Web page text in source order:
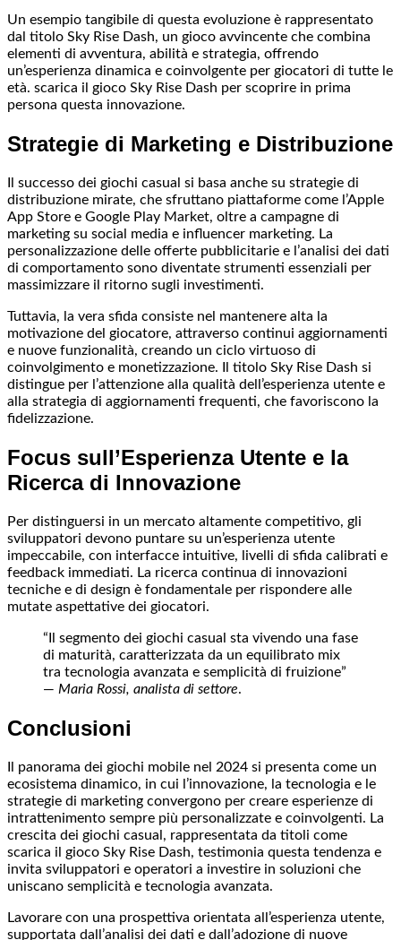
Un esempio tangibile di questa evoluzione è rappresentato
dal titolo Sky Rise Dash, un gioco avvincente che combina
elementi di avventura, abilità e strategia, offrendo
un’esperienza dinamica e coinvolgente per giocatori di tutte le
età. scarica il gioco Sky Rise Dash per scoprire in prima
persona questa innovazione.
Strategie di Marketing e Distribuzione
Il successo dei giochi casual si basa anche su strategie di
distribuzione mirate, che sfruttano piattaforme come l’Apple
App Store e Google Play Market, oltre a campagne di
marketing su social media e influencer marketing. La
personalizzazione delle offerte pubblicitarie e l’analisi dei dati
di comportamento sono diventate strumenti essenziali per
massimizzare il ritorno sugli investimenti.
Tuttavia, la vera sfida consiste nel mantenere alta la
motivazione del giocatore, attraverso continui aggiornamenti
e nuove funzionalità, creando un ciclo virtuoso di
coinvolgimento e monetizzazione. Il titolo Sky Rise Dash si
distingue per l’attenzione alla qualità dell’esperienza utente e
alla strategia di aggiornamenti frequenti, che favoriscono la
fidelizzazione.
Focus sull’Esperienza Utente e la
Ricerca di Innovazione
Per distinguersi in un mercato altamente competitivo, gli
sviluppatori devono puntare su un’esperienza utente
impeccabile, con interfacce intuitive, livelli di sfida calibrati e
feedback immediati. La ricerca continua di innovazioni
tecniche e di design è fondamentale per rispondere alle
mutate aspettative dei giocatori.
“Il segmento dei giochi casual sta vivendo una fase
di maturità, caratterizzata da un equilibrato mix
tra tecnologia avanzata e semplicità di fruizione”
— Maria Rossi, analista di settore.
Conclusioni
Il panorama dei giochi mobile nel 2024 si presenta come un
ecosistema dinamico, in cui l’innovazione, la tecnologia e le
strategie di marketing convergono per creare esperienze di
intrattenimento sempre più personalizzate e coinvolgenti. La
crescita dei giochi casual, rappresentata da titoli come
scarica il gioco Sky Rise Dash, testimonia questa tendenza e
invita sviluppatori e operatori a investire in soluzioni che
uniscano semplicità e tecnologia avanzata.
Lavorare con una prospettiva orientata all’esperienza utente,
supportata dall’analisi dei dati e dall’adozione di nuove